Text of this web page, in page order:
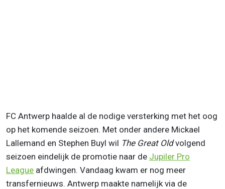
FC Antwerp haalde al de nodige versterking met het oog
op het komende seizoen. Met onder andere Mickael
Lallemand en Stephen Buyl wil The Great Oldvolgend
seizoen eindelijk de promotie naar de Jupiler Pro
League afdwingen. Vandaag kwam er nog meer
transfernieuws. Antwerp maakte namelijk via de